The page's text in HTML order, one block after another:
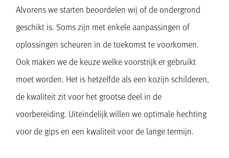
Alvorens we starten beoordelen wij of de ondergrond
geschikt is. Soms zijn met enkele aanpassingen of
oplossingen scheuren in de toekomst te voorkomen.
Ook maken we de keuze welke voorstrijk er gebruikt
moet worden. Het is hetzelfde als een kozijn schilderen,
de kwaliteit zit voor het grootse deel in de
voorbereiding. Uiteindelijk willen we optimale hechting
voor de gips en een kwaliteit voor de lange termijn.